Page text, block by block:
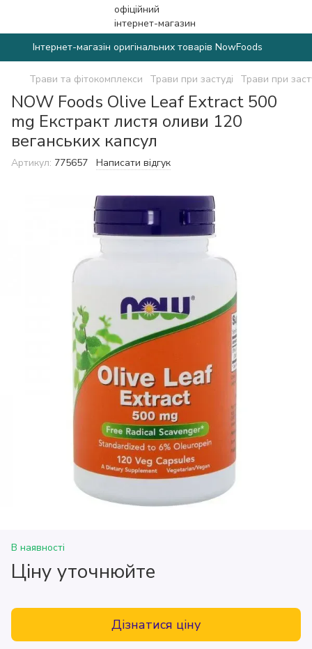
Інтернет-магазін оригінальних товарів NowFoods
Трави та фітокомплекси Трави при застуді Трави при
NOW Foods Olive Leaf Extract 500
mg Екстракт листя оливи 120
веганських капсул
Артикул: 775657 Написати відгук
В наявності
Ціну уточнюйте
Дізнатися ціну